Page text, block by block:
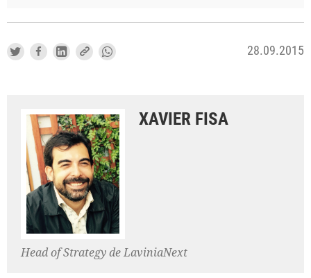
28.09.2015
XAVIER FISA
Head of Strategy de LaviniaNext